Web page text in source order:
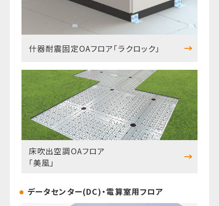
什器耐震固定OAフロア「ラクロック」
床吹出空調OAフロア
「美風」
データセンター(DC)・電算室用フロア